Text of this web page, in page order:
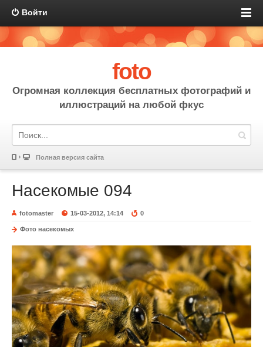
Войти
foto
Огромная коллекция бесплатных фотографий и
иллюстраций на любой фкус
Полная версия сайта
Насекомые 094
fotomaster 15-03-2012, 14:14 0
Фото насекомых